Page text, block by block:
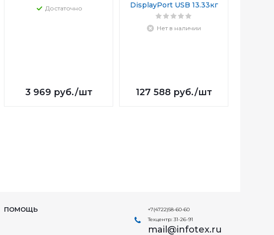
Достаточно
3 969 руб./шт
DisplayPort USB 13.33кг
Нет в наличии
127 588 руб./шт
ПОМОЩЬ
+7(4722)58-60-60
Техцентр: 31-26-91
mail@infotex.ru